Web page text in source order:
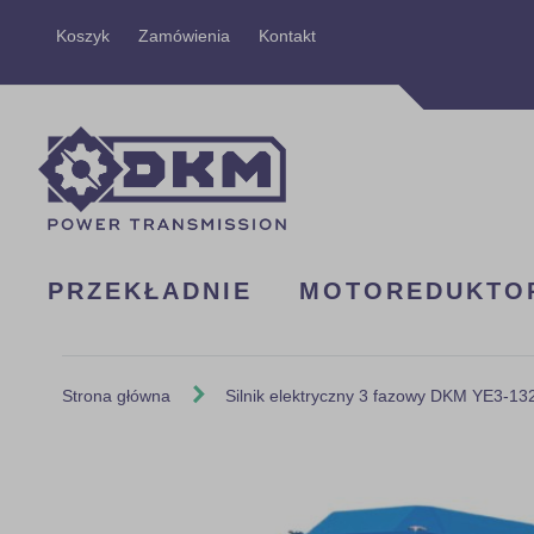
Koszyk Zamówienia KontaktPrzejdź
PRZEKŁADNIE
Strona główna Silnik elektryczny 3 fazowy DKM YE3-